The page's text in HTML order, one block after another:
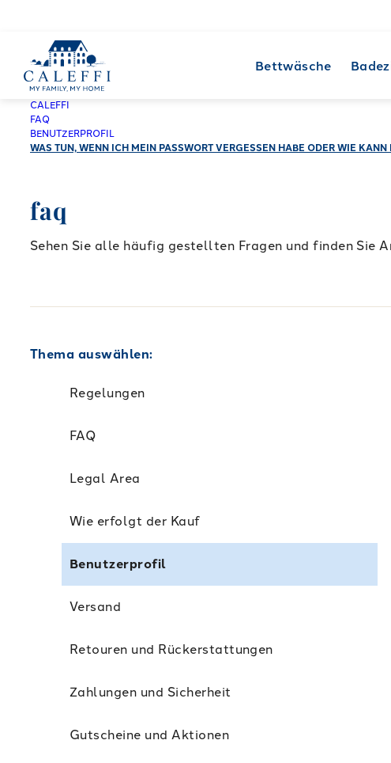
Bettwäsche
CALEFFI
FAQ
BENUTZERPROFIL
WAS TUN, WENN ICH MEIN PASSWORT VERGESSEN HABE ODER WIE KANN
faq
Sehen Sie alle häufig gestellten Fragen und finden Sie
Thema auswählen:
Regelungen
FAQ
Legal Area
Wie erfolgt der Kauf
Benutzerprofil
Versand
Retouren und Rückerstattungen
Zahlungen und Sicherheit
Gutscheine und Aktionen